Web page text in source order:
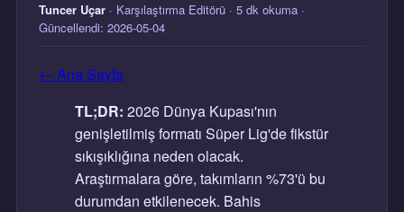
Tuncer Uçar · Karşılaştırma Editörü · 5 dk okuma ·
Güncellendi: 2026-05-04
← Ana Sayfa
TL;DR: 2026 Dünya Kupası'nın
genişletilmiş formatı Süper Lig'de fikstür
sıkışıklığına neden olacak.
Araştırmalara göre, takımların %73'ü bu
durumdan etkilenecek. Bahis